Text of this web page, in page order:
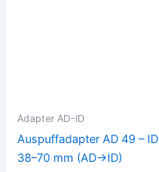
Adapter AD-ID
Auspuffadapter AD 49 – ID
38–70 mm (AD→ID)